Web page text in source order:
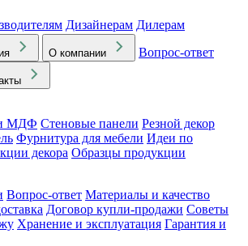
Дизайнерам Дилерам
О компании
Вопрос-ответ
и МДФ Стеновые панели Резной декор
Фурнитура для мебели Идеи по
декора Образцы продукции
Вопрос-ответ Материалы и качество
Договор купли-продажи Советы
Хранение и эксплуатация Гарантия и